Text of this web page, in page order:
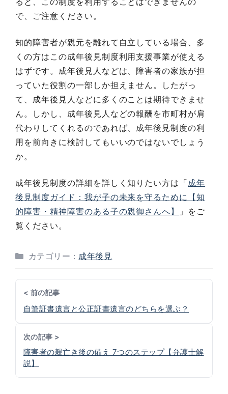
で、ご注意ください。
知的障害者が親元を離れて自立している場合、多
くの方はこの成年後見制度利用支援事業が使える
はずです。成年後見人などは、障害者の家族が担
っていた役割の一部しか担えません。したがっ
て、成年後見人などに多くのことは期待できませ
ん。しかし、成年後見人などの報酬を市町村が肩
代わりしてくれるのであれば、成年後見制度の利
用を前向きに検討してもいいのではないでしょう
か。
成年後見制度の詳細を詳しく知りたい方は「成年
後見制度ガイド：我が子の未来を守るために【知
的障害・精神障害のある子の親御さんへ】
」をご
覧ください。
カテゴリー： 成年後見
< 前の記事
自筆証書遺言と公正証書遺言のどちらを選ぶ？
次の記事 >
障害者の親亡き後の備え 7つのステップ【弁護士解
説】